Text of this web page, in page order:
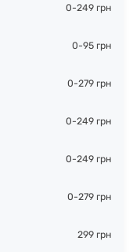
0-249 грн
0-95 грн
0-279 грн
0-249 грн
0-249 грн
0-279 грн
299 грн